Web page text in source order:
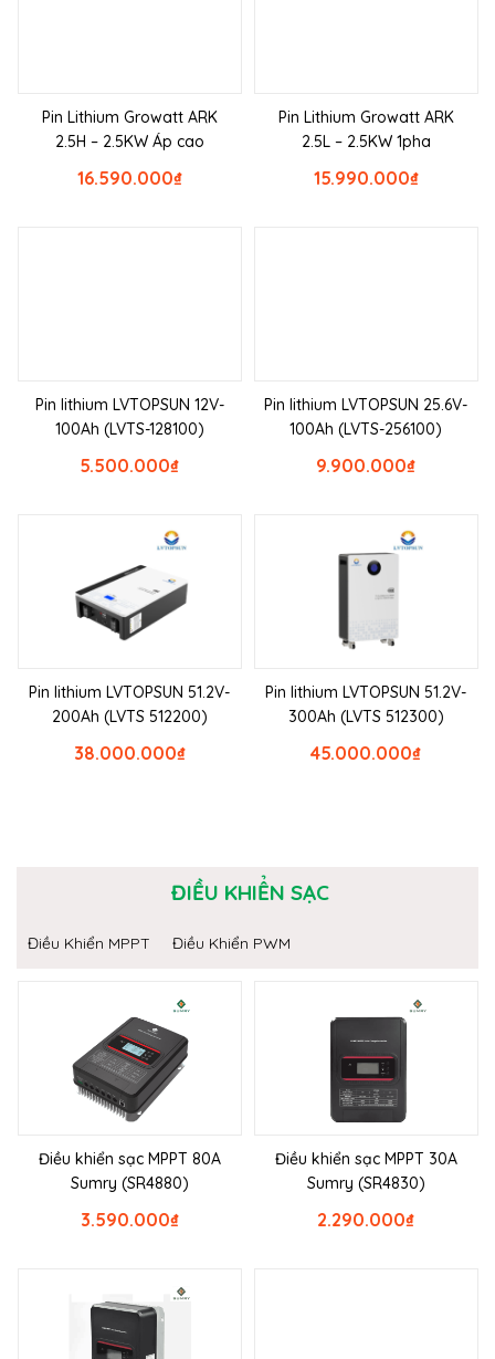
Pin Lithium Growatt ARK
2.5H – 2.5KW Áp cao
₫
16.590.000
Pin Lithium Growatt ARK
2.5L – 2.5KW 1pha
₫
15.990.000
Pin lithium LVTOPSUN 12V-
100Ah (LVTS-128100)
₫
5.500.000
Pin lithium LVTOPSUN 25.6V-
100Ah (LVTS-256100)
₫
9.900.000
Pin lithium LVTOPSUN 51.2V-
200Ah (LVTS 512200)
₫
38.000.000
Pin lithium LVTOPSUN 51.2V-
300Ah (LVTS 512300)
₫
45.000.000
ĐIỀU KHIỂN SẠC
Điều Khiển MPPT Điều Khiển PWM
Điều khiển sạc MPPT 80A
Sumry (SR4880)
₫
3.590.000
Điều khiển sạc MPPT 30A
Sumry (SR4830)
₫
2.290.000